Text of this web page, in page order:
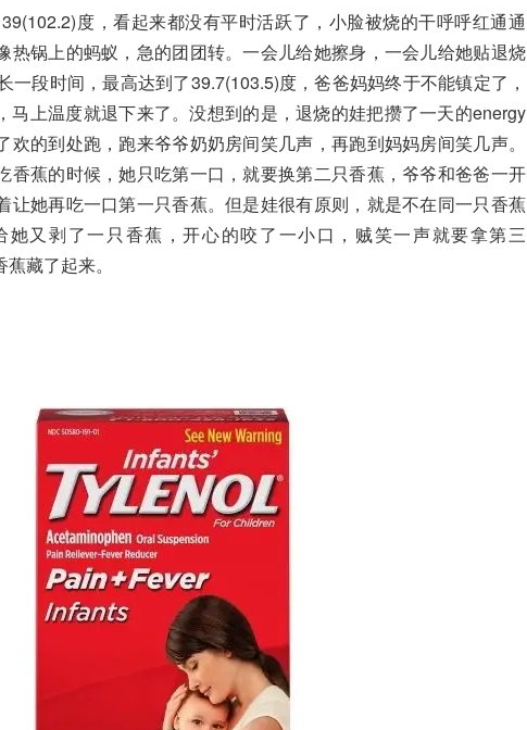
度，看起来都没有平时活跃了，小脸被烧的干呼呼红通通
热锅上的蚂蚁，急的团团转。一会儿给她擦身，一会儿给她贴退烧
一段时间，最高达到了39.7(103.5)度，爸爸妈妈终于不能镇定了，
马上温度就退下来了。没想到的是，退烧的娃把攒了一天的energy
的到处跑，跑来爷爷奶奶房间笑几声，再跑到妈妈房间笑几声。
香蕉的时候，她只吃第一口，就要换第二只香蕉，爷爷和爸爸一开
让她再吃一口第一只香蕉。但是娃很有原则，就是不在同一只香蕉
她又剥了一只香蕉，开心的咬了一小口，贼笑一声就要拿第三
藏了起来。